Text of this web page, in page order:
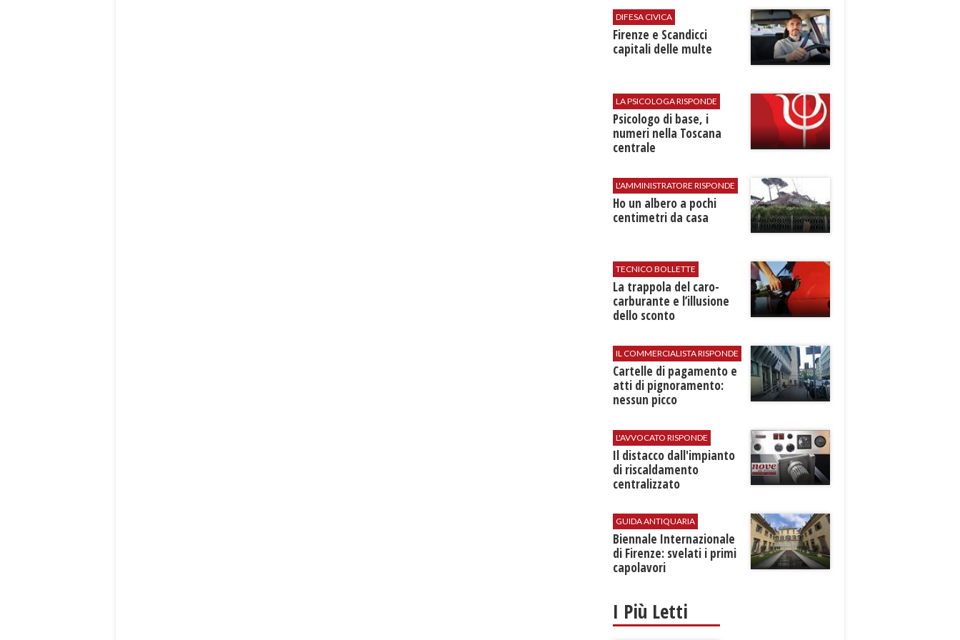
DIFESA CIVICA
Firenze e Scandicci
capitali delle multe
LA PSICOLOGA RISPONDE
Psicologo di base, i
numeri nella Toscana
centrale
L'AMMINISTRATORE RISPONDE
Ho un albero a pochi
centimetri da casa
TECNICO BOLLETTE
​La trappola del caro-
carburante e l’illusione
dello sconto
IL COMMERCIALISTA RISPONDE
Cartelle di pagamento e
atti di pignoramento:
nessun picco
L'AVVOCATO RISPONDE
Il distacco dall'impianto
di riscaldamento
centralizzato
GUIDA ANTIQUARIA
Biennale Internazionale
di Firenze: svelati i primi
capolavori
I Più Letti